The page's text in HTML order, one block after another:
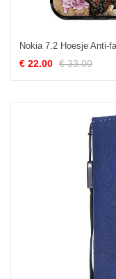
€ 22.00 € 33.00